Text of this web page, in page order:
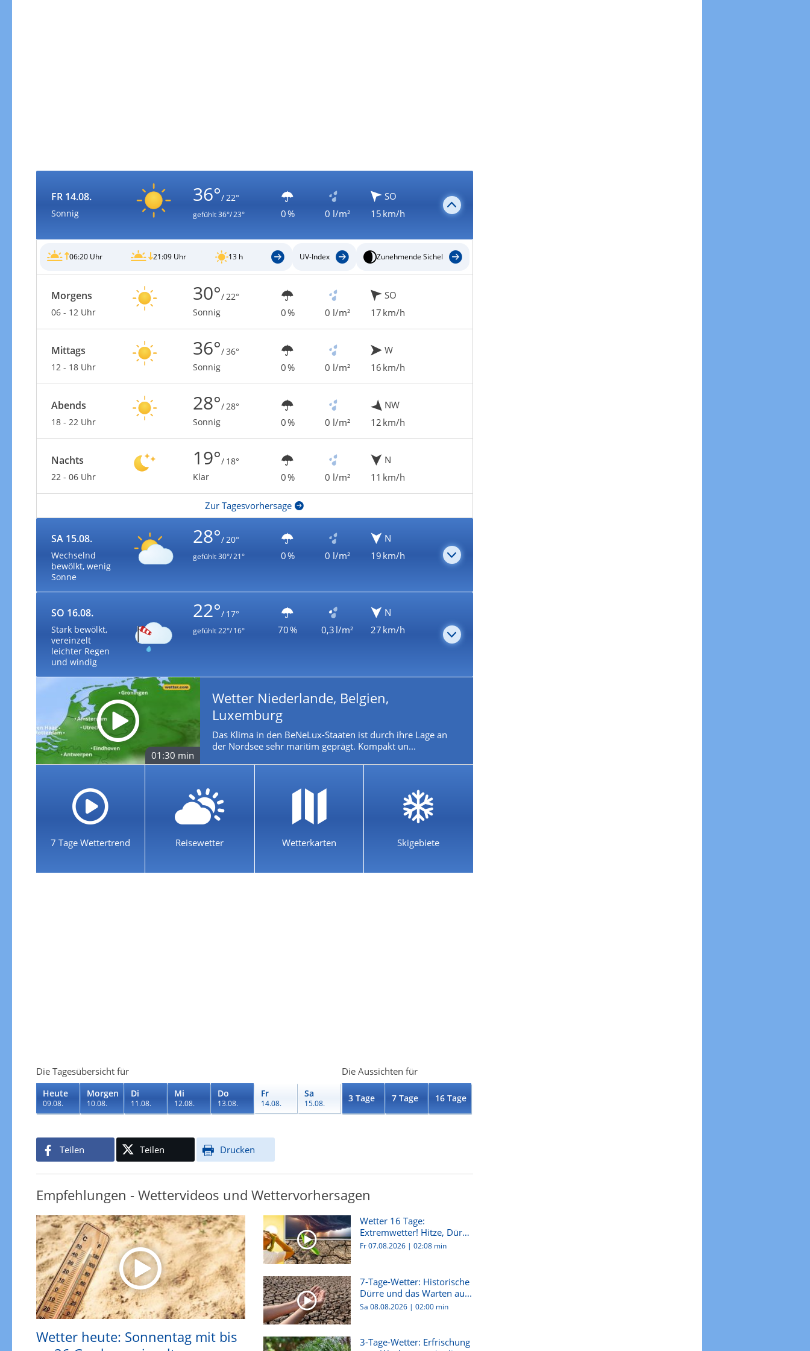
FR 14.08.
Sonnig
36°/ 22°
gefühlt36°/ 23° 0 % 0 l/m²
SO
15 km/h
06:20 Uhr 21:09 Uhr 13 h UV-Index Zunehmende Sichel
Morgens
06 - 12 Uhr
30°/ 22°
Sonnig
0 % 0 l/m²
SO
17 km/h
Mittags
12 - 18 Uhr
36°/ 36°
Sonnig
0 % 0 l/m²
W
16 km/h
Abends
18 - 22 Uhr
28°/ 28°
Sonnig
0 % 0 l/m²
NW
12 km/h
Nachts
22 - 06 Uhr
19°/ 18°
Klar
0 % 0 l/m²
N
11 km/h
Zur Tagesvorhersage
SA 15.08.
Wechselnd
bewölkt, wenig
Sonne
28°/ 20°
gefühlt30°/ 21° 0 % 0 l/m²
N
19 km/h
SO 16.08.
Stark bewölkt,
vereinzelt
leichter Regen
und windig
22°/ 17°
gefühlt22°/ 16° 70 % 0,3 l/m²
N
27 km/h
01:30 min
Wetter Niederlande, Belgien,
Luxemburg
Das Klima in den BeNeLux-Staaten ist durch ihre Lage an
der Nordsee sehr maritim geprägt. Kompakt un...
7 Tage Wettertrend Reisewetter Wetterkarten Skigebiete
Die Tagesübersicht für
Heute
09.08.
Morgen
10.08.
Di
11.08.
Mi
12.08.
Do
13.08.
Fr
14.08.
Sa
15.08.
Die Aussichten für
3 Tage 7 Tage 16 Tage
Teilen Teilen Drucken
Empfehlungen - Wettervideos und Wettervorhersagen
Wetter heute: Sonnentag mit bis
Wetter 16 Tage:
Extremwetter! Hitze, Dürre
und gew...
Fr 07.08.2026 |02:08 min
7-Tage-Wetter: Historische
Dürre und das Warten au...
Sa 08.08.2026 |02:00 min
3-Tage-Wetter: Erfrischung